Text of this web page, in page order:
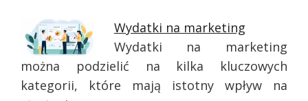
Wydatki na marketing
Wydatki na marketing
można podzielić na kilka kluczowych
kategorii, które mają istotny wpływ na